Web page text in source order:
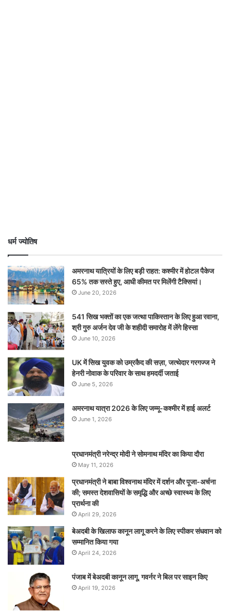
धर्म ज्योतिष
अमरनाथ यात्रियों के लिए बड़ी राहत: कश्मीर में होटल पैकेज
65% तक सस्ते हुए, आधी कीमत पर मिलेंगी टैक्सियां।
June 20, 2026
541 सिख भक्तों का एक जत्था पाकिस्तान के लिए हुआ रवाना,
श्री गुरु अर्जन देव जी के शहीदी समारोह में लेंगे हिस्सा
June 10, 2026
UK में सिख युवक को उम्रकैद की सज़ा, जत्थेदार गरगज्ज ने
हेनरी नोवाक के परिवार के साथ हमदर्दी जताई
June 5, 2026
अमरनाथ यात्रा 2026 के लिए जम्मू-कश्मीर में हाई अलर्ट
June 1, 2026
प्रधानमंत्री नरेन्‍द्र मोदी ने सोमनाथ मंदिर का किया दौरा
May 11, 2026
प्रधानमंत्री ने बाबा विश्वनाथ मंदिर में दर्शन और पूजा-अर्चना
की; समस्‍त देशवासियों के समृद्धि और अच्छे स्वास्थ्य के लिए
प्रार्थना की
April 29, 2026
बेअदबी के खिलाफ कानून लागू करने के लिए स्पीकर संधवान को
सम्मानित किया गया
April 24, 2026
पंजाब में बेअदबी कानून लागू, गवर्नर ने बिल पर साइन किए
April 19, 2026